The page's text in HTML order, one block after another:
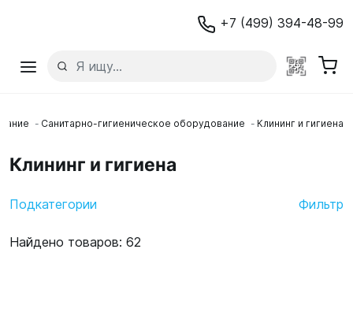
+7 (499) 394-48-99
Санитарно-гигиеническое оборудование Клининг и гигиена
Клининг и гигиена
Подкатегории Фильтр
Найдено товаров: 62